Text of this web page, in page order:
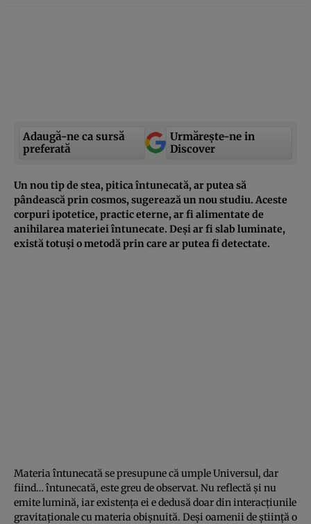
Adaugă-ne ca sursă
preferată
Urmărește-ne in
Discover
Un nou tip de stea, pitica întunecată, ar putea să
pândească prin cosmos, sugerează un nou studiu. Aceste
corpuri ipotetice, practic eterne, ar fi alimentate de
anihilarea materiei întunecate. Deși ar fi slab luminate,
există totuși o metodă prin care ar putea fi detectate.
Materia întunecată se presupune că umple Universul, dar
fiind… întunecată, este greu de observat. Nu reflectă și nu
emite lumină, iar existența ei e dedusă doar din interacțiunile
gravitaționale cu materia obișnuită. Deși oamenii de știință o